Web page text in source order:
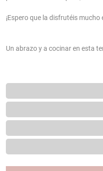
¡Espero que la disfrutéis mucho
Un abrazo y a cocinar en esta